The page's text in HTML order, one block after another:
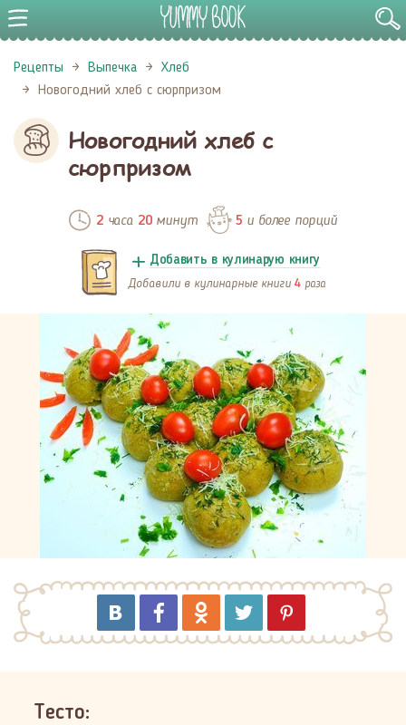
Рецепты Выпечка
Хлеб
Новогодний хлеб с сюрпризом
Новогодний хлеб с
сюрпризом
2часа 20минут 5 и более порций
Добавить в кулинарую книгу
Добавили в кулинарные книги 4 раза
Тесто: